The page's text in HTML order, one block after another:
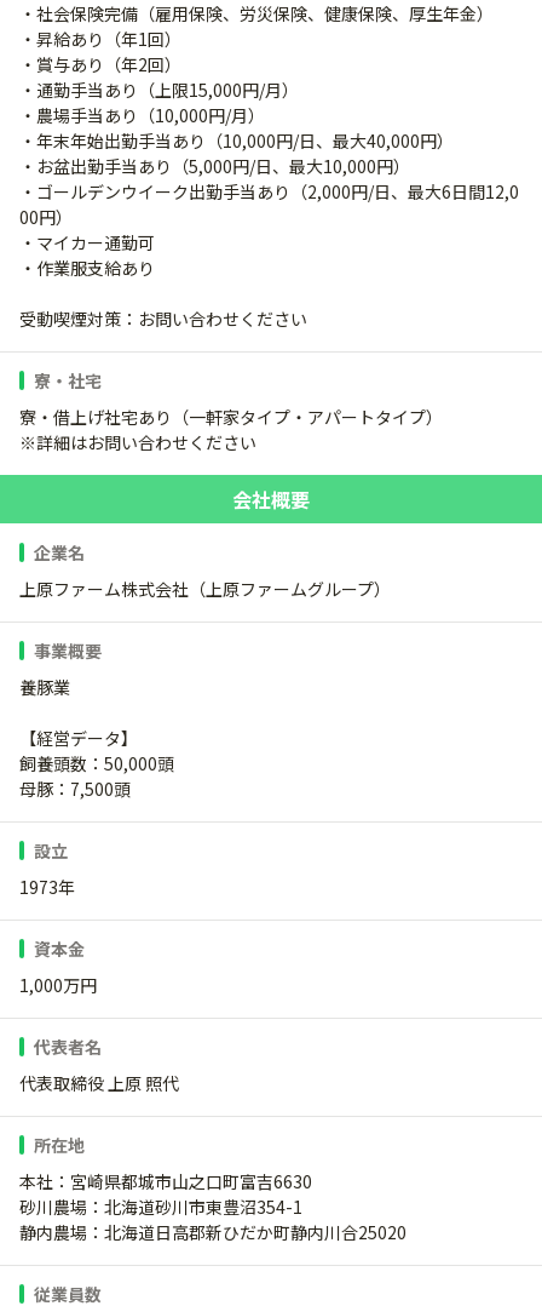
・社会保険完備（雇用保険、労災保険、健康保険、厚生年金）
・昇給あり（年1回）
・賞与あり（年2回）
・通勤手当あり（上限15,000円/月）
・農場手当あり（10,000円/月）
・年末年始出勤手当あり（10,000円/日、最大40,000円）
・お盆出勤手当あり（5,000円/日、最大10,000円）
・ゴールデンウイーク出勤手当あり（2,000円/日、最大6日間12,0
00円）
・マイカー通勤可
・作業服支給あり
受動喫煙対策：お問い合わせください
寮・社宅
寮・借上げ社宅あり（一軒家タイプ・アパートタイプ）
※詳細はお問い合わせください
会社概要
企業名
上原ファーム株式会社（上原ファームグループ）
事業概要
養豚業
【経営データ】
飼養頭数：50,000頭
母豚：7,500頭
設立
1973年
資本金
1,000万円
代表者名
代表取締役 上原 照代
所在地
本社：宮崎県都城市山之口町富吉6630
砂川農場：北海道砂川市東豊沼354-1
静内農場：北海道日高郡新ひだか町静内川合25020
従業員数